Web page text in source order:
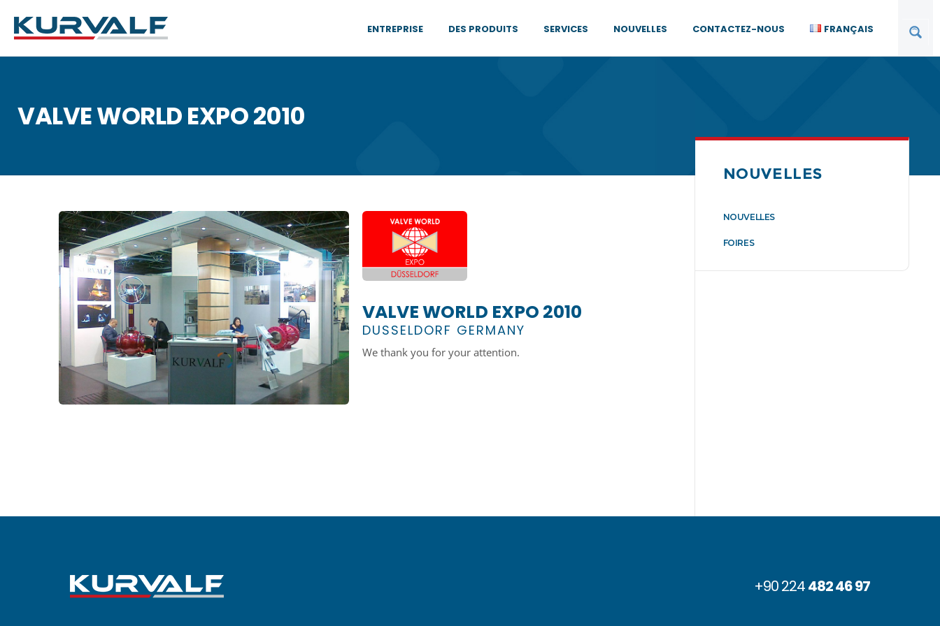
ENTREPRISE DES PRODUITS SERVICES NOUVELLES CONTACTEZ-NOUS FRANÇAIS
VALVE WORLD EXPO 2010
VALVE WORLD EXPO 2010
DUSSELDORF GERMANY
We thank you for your attention.
NOUVELLES
NOUVELLES
FOIRES
+90 224482 46 97